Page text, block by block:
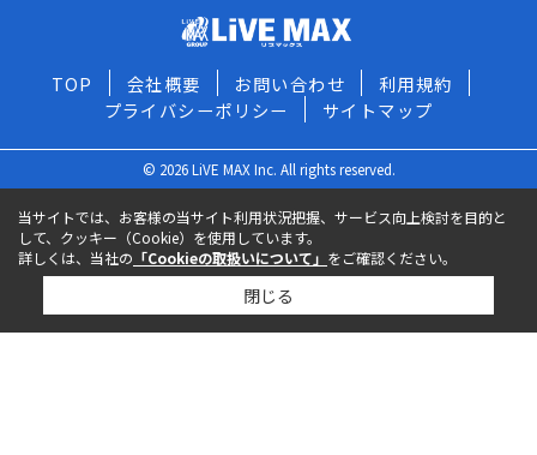
TOP 会社概要 お問い合わせ
利用規約
プライバシーポリシー
サイトマップ
© 2026 LiVE MAX Inc. All rights reserved.
当サイトでは、お客様の当サイト利用状況把握、サービス向上検討を目的と
して、クッキー（Cookie）を使用しています。
詳しくは、当社の 「Cookieの取扱いについて」 をご確認ください。
閉じる